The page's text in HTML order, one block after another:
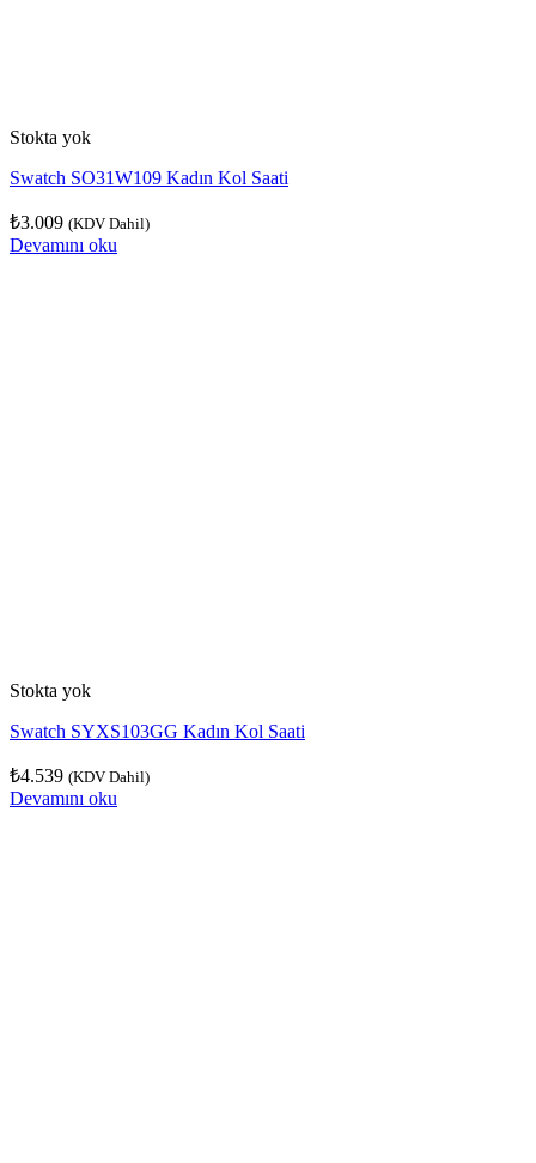
Stokta yok
Swatch SO31W109 Kadın Kol Saati
₺3.009 (KDV Dahil)
Devamını oku
Stokta yok
Swatch SYXS103GG Kadın Kol Saati
₺4.539 (KDV Dahil)
Devamını oku